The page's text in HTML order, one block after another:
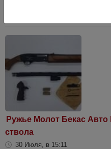
VINDICATOR - отдам впридачу
Ружье Молот Бекас Авто
ствола
30 Июля, в 15:11